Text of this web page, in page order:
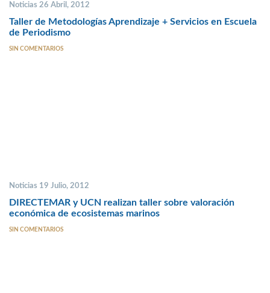
Noticias 26 Abril, 2012
Taller de Metodologías Aprendizaje + Servicios en Escuela
de Periodismo
SIN COMENTARIOS
Noticias 19 Julio, 2012
DIRECTEMAR y UCN realizan taller sobre valoración
económica de ecosistemas marinos
SIN COMENTARIOS